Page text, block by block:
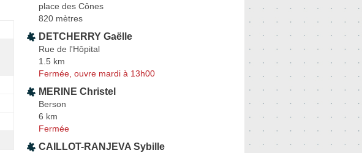
place des Cônes
820 mètres
DETCHERRY Gaëlle
Rue de l'Hôpital
1.5 km
Fermée, ouvre mardi à 13h00
MERINE Christel
Berson
6 km
Fermée
CAILLOT-RANJEVA Sybille